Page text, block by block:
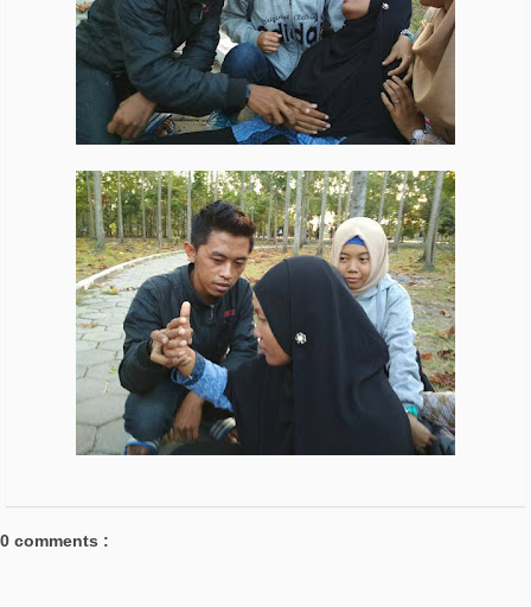
0 comments :